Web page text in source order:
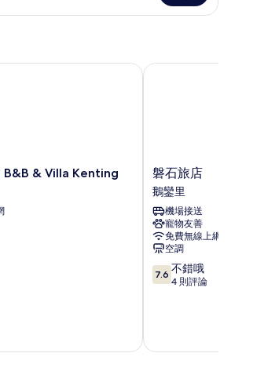
& Villa Kenting
& Villa Kenting
磐
石
旅
店
鵝
鑾
里
磐石旅店
鵝鑾里
機場接送
寵物友善
免費無線上網
空調
7.6
分，
不
7.6 不錯哦
4 則評論
磐石旅店